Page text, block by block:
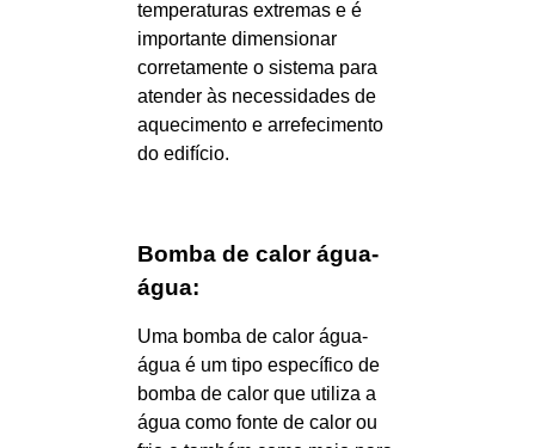
temperaturas extremas e é
importante dimensionar
corretamente o sistema para
atender às necessidades de
aquecimento e arrefecimento
do edifício.
Bomba de calor água-
água:
Uma bomba de calor água-
água é um tipo específico de
bomba de calor que utiliza a
água como fonte de calor ou